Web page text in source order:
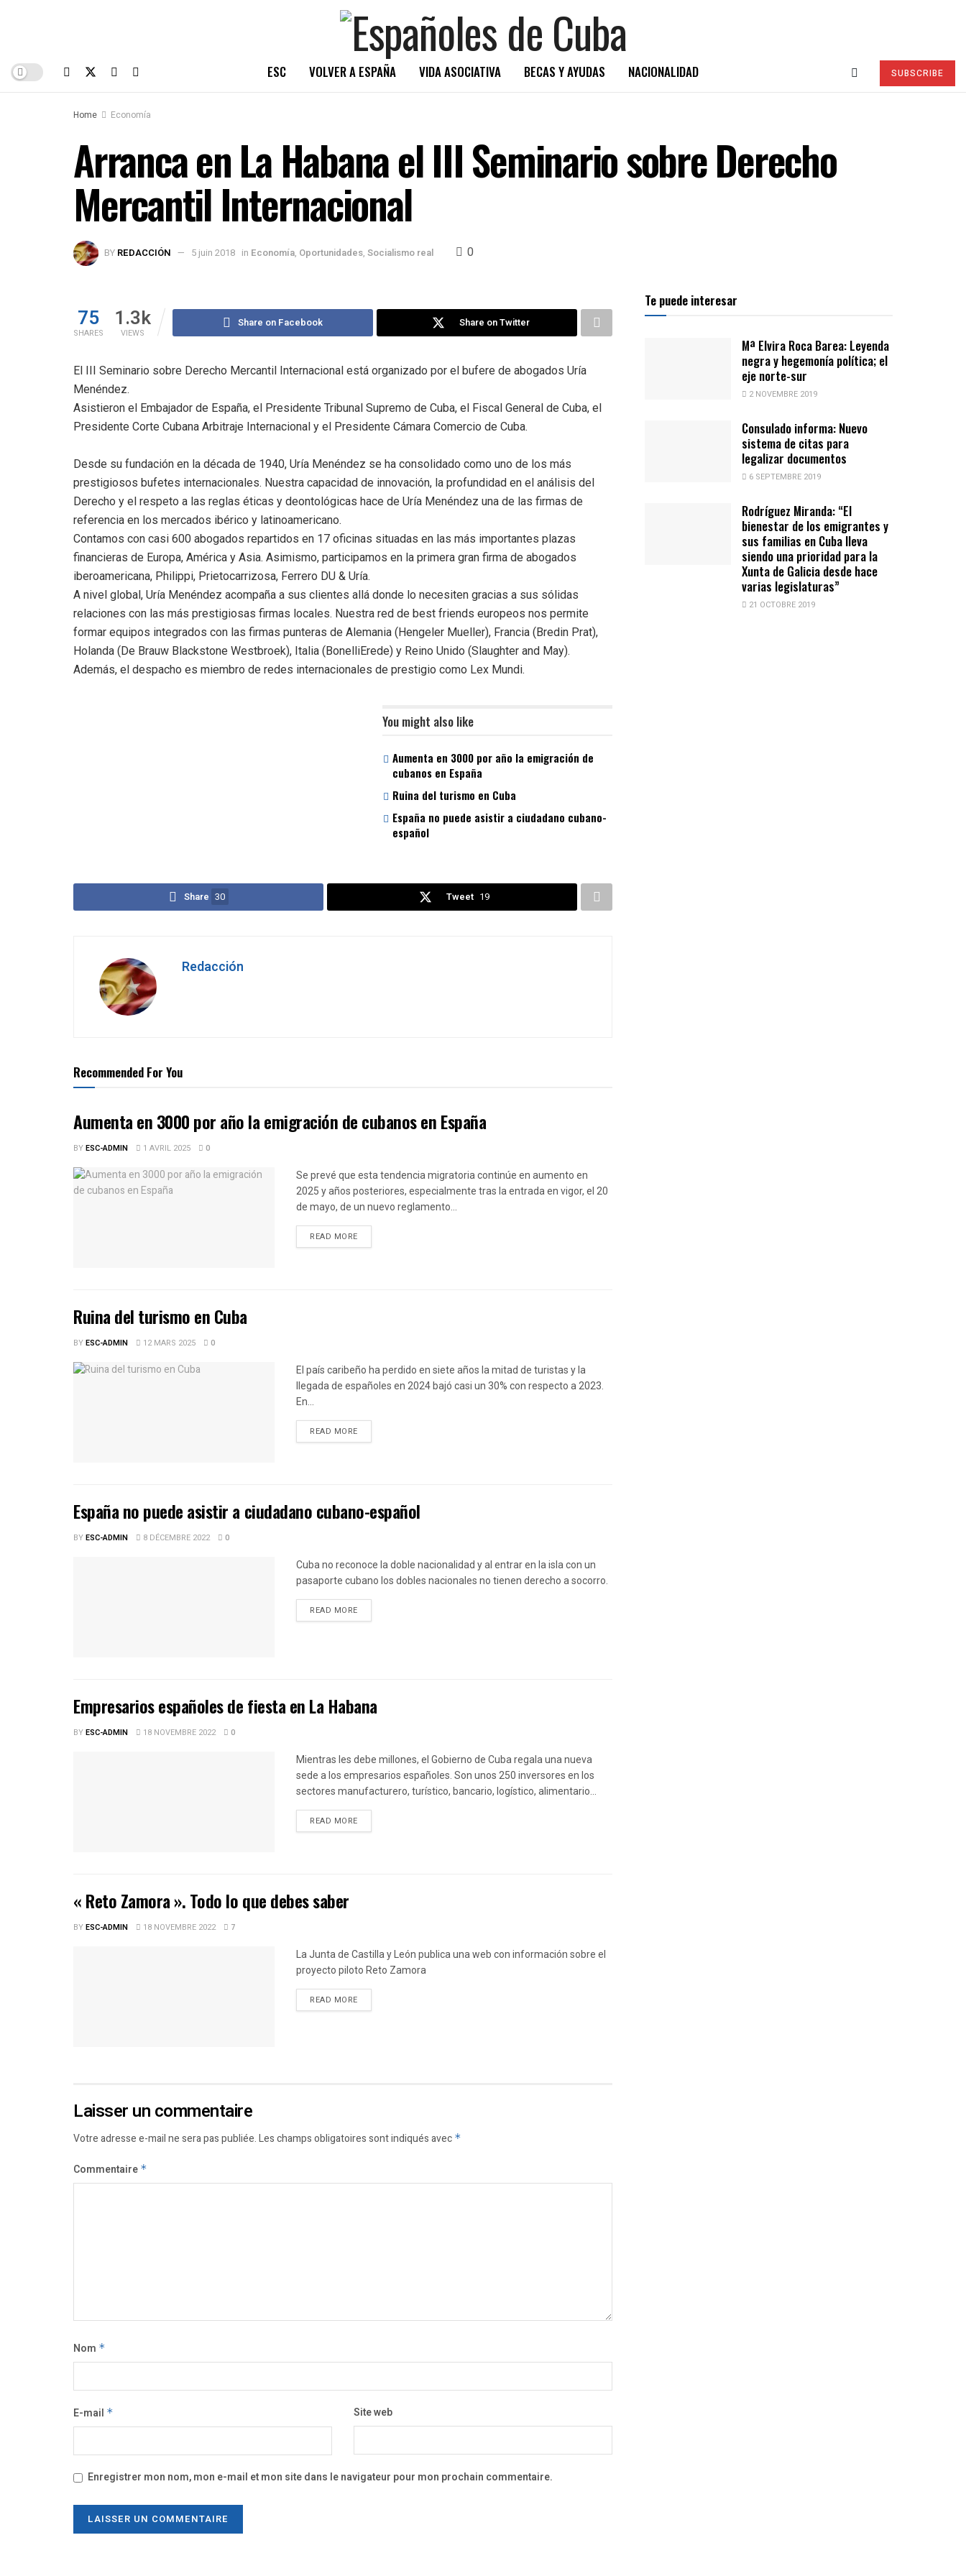
ESC VOLVER A ESPAÑA VIDA ASOCIATIVA BECAS Y AYUDAS NACIONALIDAD SUBSCRIBE
Home Economía
Arranca en La Habana el III Seminario sobre Derecho
Mercantil Internacional
BY REDACCIÓN 5 juin 2018 in Economía, Oportunidades, Socialismo real 0
75
SHARES
1.3k
VIEWS
Share on Facebook Share on Twitter
El III Seminario sobre Derecho Mercantil Internacional está organizado por el bufere de abogados Uría
Menéndez.
Asistieron el Embajador de España, el Presidente Tribunal Supremo de Cuba, el Fiscal General de Cuba, el
Presidente Corte Cubana Arbitraje Internacional y el Presidente Cámara Comercio de Cuba.
Desde su fundación en la década de 1940, Uría Menéndez se ha consolidado como uno de los más
prestigiosos bufetes internacionales. Nuestra capacidad de innovación, la profundidad en el análisis del
Derecho y el respeto a las reglas éticas y deontológicas hace de Uría Menéndez una de las firmas de
referencia en los mercados ibérico y latinoamericano.
Contamos con casi 600 abogados repartidos en 17 oficinas situadas en las más importantes plazas
financieras de Europa, América y Asia. Asimismo, participamos en la primera gran firma de abogados
iberoamericana, Philippi, Prietocarrizosa, Ferrero DU & Uría.
A nivel global, Uría Menéndez acompaña a sus clientes allá donde lo necesiten gracias a sus sólidas
relaciones con las más prestigiosas firmas locales. Nuestra red de best friends europeos nos permite
formar equipos integrados con las firmas punteras de Alemania (Hengeler Mueller), Francia (Bredin Prat),
Holanda (De Brauw Blackstone Westbroek), Italia (BonelliErede) y Reino Unido (Slaughter and May).
Además, el despacho es miembro de redes internacionales de prestigio como Lex Mundi.
You might also like
Aumenta en 3000 por año la emigración de
cubanos en España
Ruina del turismo en Cuba
España no puede asistir a ciudadano cubano-
español
Share 30 Tweet 19
Redacción
Recommended For You
Aumenta en 3000 por año la emigración de cubanos en España
BYESC-ADMIN 1 AVRIL 2025 0
Se prevé que esta tendencia migratoria continúe en aumento en
2025 y años posteriores, especialmente tras la entrada en vigor, el 20
de mayo, de un nuevo reglamento...
READ MOREDETAILS
Ruina del turismo en Cuba
BYESC-ADMIN 12 MARS 2025 0
El país caribeño ha perdido en siete años la mitad de turistas y la
llegada de españoles en 2024 bajó casi un 30% con respecto a 2023.
En...
READ MOREDETAILS
España no puede asistir a ciudadano cubano-español
BYESC-ADMIN 8 DÉCEMBRE 2022 0
Cuba no reconoce la doble nacionalidad y al entrar en la isla con un
pasaporte cubano los dobles nacionales no tienen derecho a socorro.
READ MOREDETAILS
Empresarios españoles de fiesta en La Habana
BYESC-ADMIN 18 NOVEMBRE 2022 0
Mientras les debe millones, el Gobierno de Cuba regala una nueva
sede a los empresarios españoles. Son unos 250 inversores en los
sectores manufacturero, turístico, bancario, logístico, alimentario...
READ MOREDETAILS
« Reto Zamora ». Todo lo que debes saber
BYESC-ADMIN 18 NOVEMBRE 2022 7
La Junta de Castilla y León publica una web con información sobre el
proyecto piloto Reto Zamora
READ MOREDETAILS
Laisser un commentaire
Votre adresse e-mail ne sera pas publiée.Les champs obligatoires sont indiqués avec *
Commentaire *
Nom *
E-mail * Site web
Enregistrer mon nom, mon e-mail et mon site dans le navigateur pour mon prochain commentaire.
Te puede interesar
Mª Elvira Roca Barea: Leyenda
negra y hegemonía política; el
eje norte-sur
2 NOVEMBRE 2019
Consulado informa: Nuevo
sistema de citas para
legalizar documentos
6 SEPTEMBRE 2019
Rodríguez Miranda: “El
bienestar de los emigrantes y
sus familias en Cuba lleva
siendo una prioridad para la
Xunta de Galicia desde hace
varias legislaturas”
21 OCTOBRE 2019